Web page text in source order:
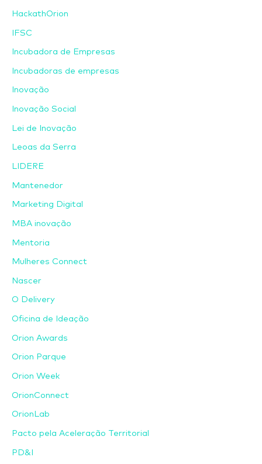
HackathOrion
IFSC
Incubadora de Empresas
Incubadoras de empresas
Inovação
Inovação Social
Lei de Inovação
Leoas da Serra
LIDERE
Mantenedor
Marketing Digital
MBA inovação
Mentoria
Mulheres Connect
Nascer
O Delivery
Oficina de Ideação
Orion Awards
Orion Parque
Orion Week
OrionConnect
OrionLab
Pacto pela Aceleração Territorial
PD&I